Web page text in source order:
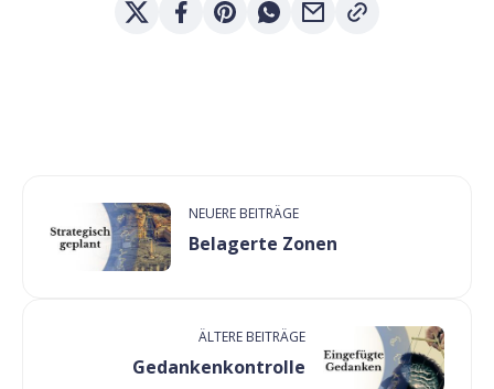
NEUERE BEITRÄGE
Belagerte Zonen
ÄLTERE BEITRÄGE
Gedankenkontrolle